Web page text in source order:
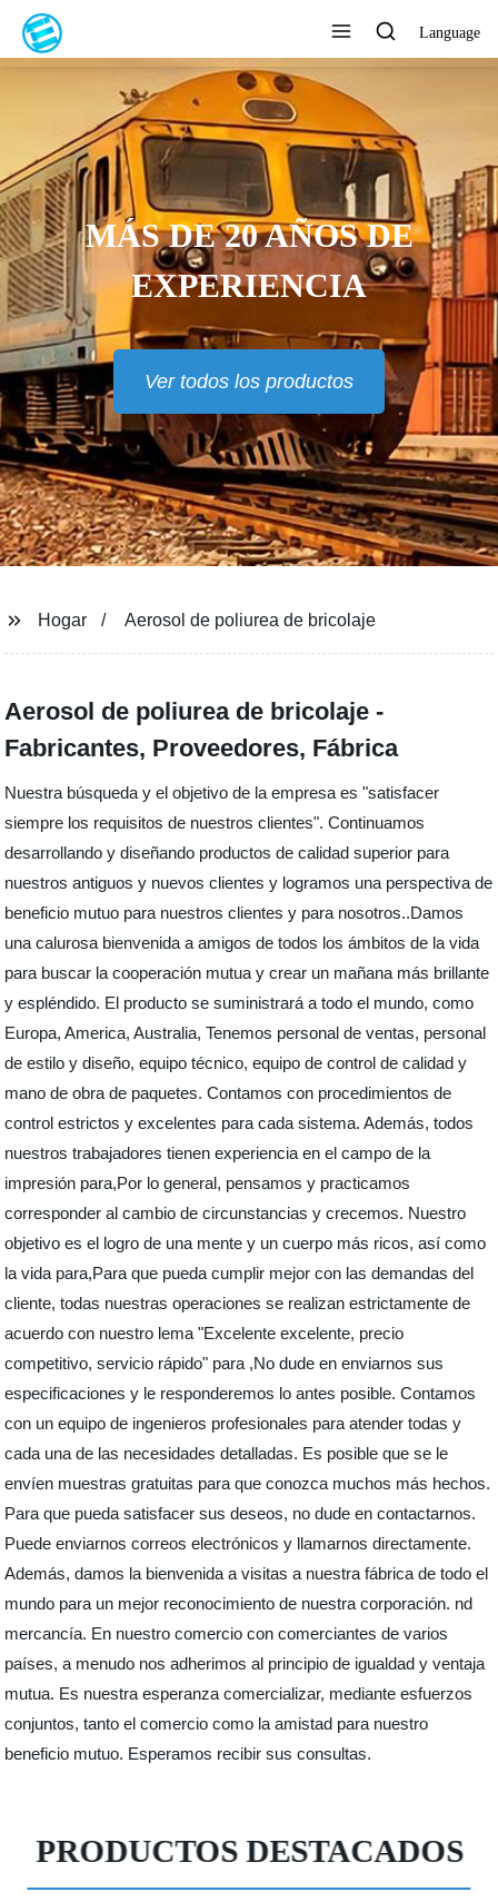
Language
MÁS DE 20 AÑOS DE
EXPERIENCIA
Ver todos los productos
Hogar Aerosol de poliurea de bricolaje
Aerosol de poliurea de bricolaje -
Fabricantes, Proveedores, Fábrica
Nuestra búsqueda y el objetivo de la empresa es "satisfacer
siempre los requisitos de nuestros clientes". Continuamos
desarrollando y diseñando productos de calidad superior para
nuestros antiguos y nuevos clientes y logramos una perspectiva de
beneficio mutuo para nuestros clientes y para nosotros..Damos
una calurosa bienvenida a amigos de todos los ámbitos de la vida
para buscar la cooperación mutua y crear un mañana más brillante
y espléndido. El producto se suministrará a todo el mundo, como
Europa, America, Australia, Tenemos personal de ventas, personal
de estilo y diseño, equipo técnico, equipo de control de calidad y
mano de obra de paquetes. Contamos con procedimientos de
control estrictos y excelentes para cada sistema. Además, todos
nuestros trabajadores tienen experiencia en el campo de la
impresión para,Por lo general, pensamos y practicamos
corresponder al cambio de circunstancias y crecemos. Nuestro
objetivo es el logro de una mente y un cuerpo más ricos, así como
la vida para,Para que pueda cumplir mejor con las demandas del
cliente, todas nuestras operaciones se realizan estrictamente de
acuerdo con nuestro lema "Excelente excelente, precio
competitivo, servicio rápido" para ,No dude en enviarnos sus
especificaciones y le responderemos lo antes posible. Contamos
con un equipo de ingenieros profesionales para atender todas y
cada una de las necesidades detalladas. Es posible que se le
envíen muestras gratuitas para que conozca muchos más hechos.
Para que pueda satisfacer sus deseos, no dude en contactarnos.
Puede enviarnos correos electrónicos y llamarnos directamente.
Además, damos la bienvenida a visitas a nuestra fábrica de todo el
mundo para un mejor reconocimiento de nuestra corporación. nd
mercancía. En nuestro comercio con comerciantes de varios
países, a menudo nos adherimos al principio de igualdad y ventaja
mutua. Es nuestra esperanza comercializar, mediante esfuerzos
conjuntos, tanto el comercio como la amistad para nuestro
beneficio mutuo. Esperamos recibir sus consultas.
PRODUCTOS DESTACADOS